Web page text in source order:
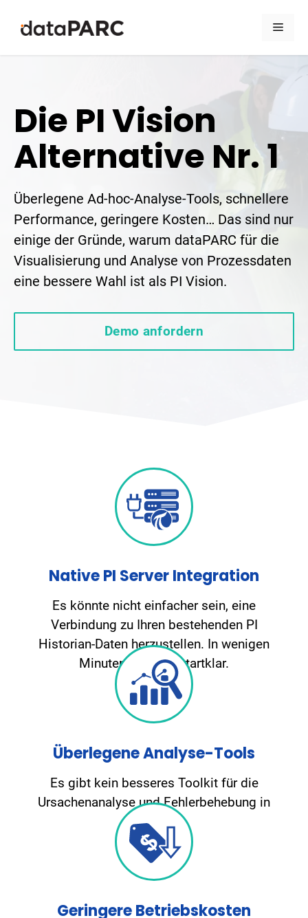
Die PI Vision
Alternative Nr. 1
Überlegene Ad-hoc-Analyse-Tools, schnellere
Performance, geringere Kosten… Das sind nur
einige der Gründe, warum dataPARC für die
Visualisierung und Analyse von Prozessdaten
eine bessere Wahl ist als PI Vision.
Demo anfordern
Native PI Server Integration
Es könnte nicht einfacher sein, eine
Verbindung zu Ihren bestehenden PI
Historian-Daten herzustellen. In wenigen
Minuten sind Sie startklar.
Überlegene Analyse-Tools
Es gibt kein besseres Toolkit für die
Ursachenanalyse und Fehlerbehebung in
Prozessen
Geringere Betriebskosten